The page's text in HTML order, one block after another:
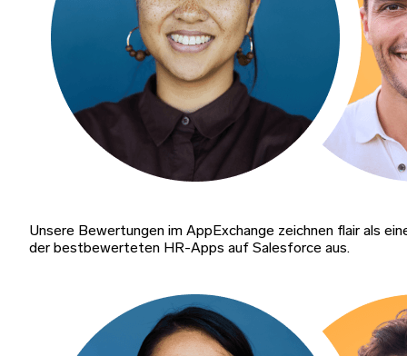
Unsere Bewertungen im AppExchange zeichnen flair als
der bestbewerteten HR-Apps auf Salesforce aus.